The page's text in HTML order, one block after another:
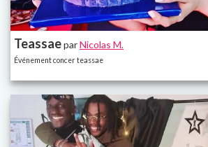
TeassaeparNicolas M.
Événement concer teassae